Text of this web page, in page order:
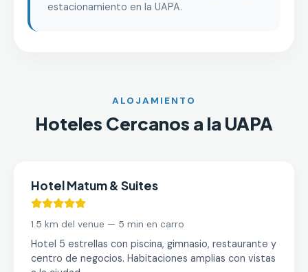
estacionamiento en la UAPA.
ALOJAMIENTO
Hoteles Cercanos a la UAPA
Hotel Matum & Suites
1.5 km del venue — 5 min en carro
Hotel 5 estrellas con piscina, gimnasio, restaurante y
centro de negocios. Habitaciones amplias con vistas